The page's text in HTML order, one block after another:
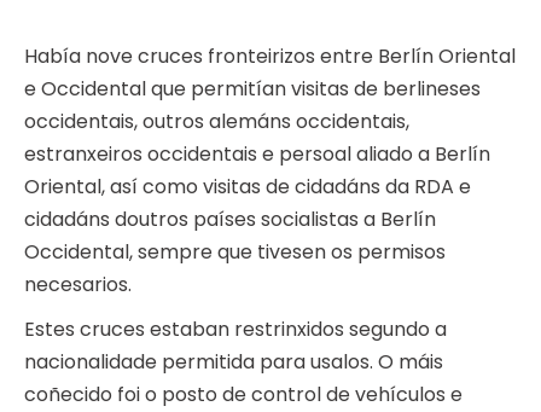
Había nove cruces fronteirizos entre Berlín Oriental
e Occidental que permitían visitas de berlineses
occidentais, outros alemáns occidentais,
estranxeiros occidentais e persoal aliado a Berlín
Oriental, así como visitas de cidadáns da RDA e
cidadáns doutros países socialistas a Berlín
Occidental, sempre que tivesen os permisos
necesarios.
Estes cruces estaban restrinxidos segundo a
nacionalidade permitida para usalos. O máis
coñecido foi o posto de control de vehículos e